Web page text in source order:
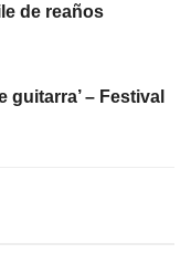
de reaños
guitarra’ – Festival